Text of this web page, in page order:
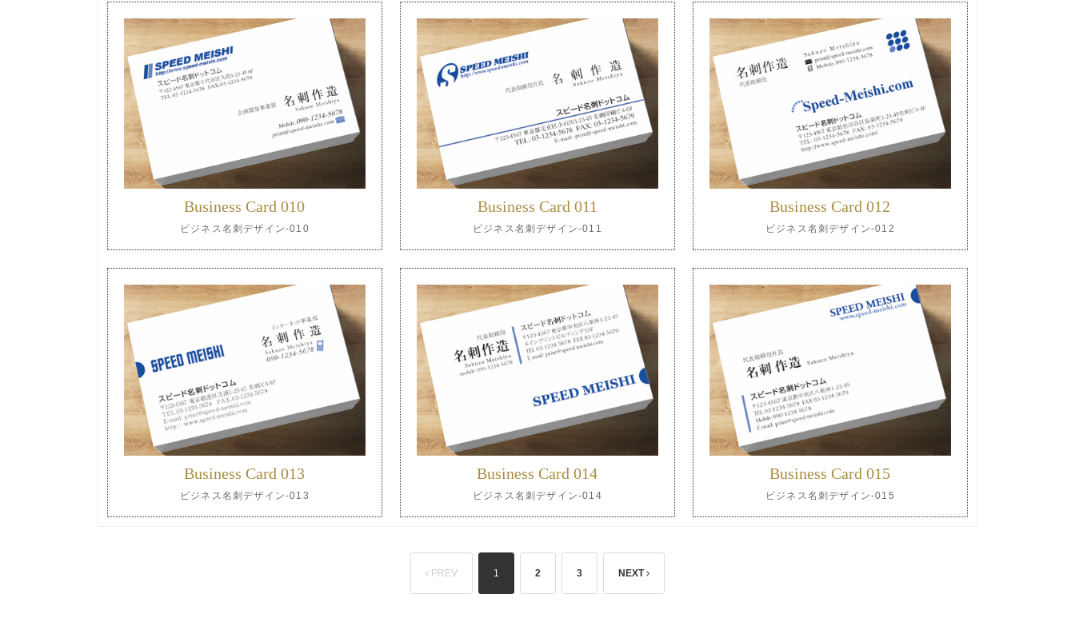
Business Card 010
ビジネス名刺デザイン-010
Business Card 011
ビジネス名刺デザイン-011
Business Card 012
ビジネス名刺デザイン-012
Business Card 013
ビジネス名刺デザイン-013
Business Card 014
ビジネス名刺デザイン-014
Business Card 015
ビジネス名刺デザイン-015
PREV 1 2 3 NEXT